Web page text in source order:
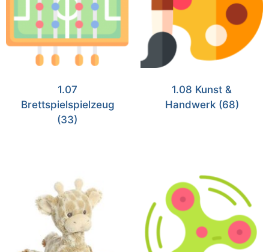
1.07
Brettspielspielzeug
(33)
1.08 Kunst &
Handwerk (68)